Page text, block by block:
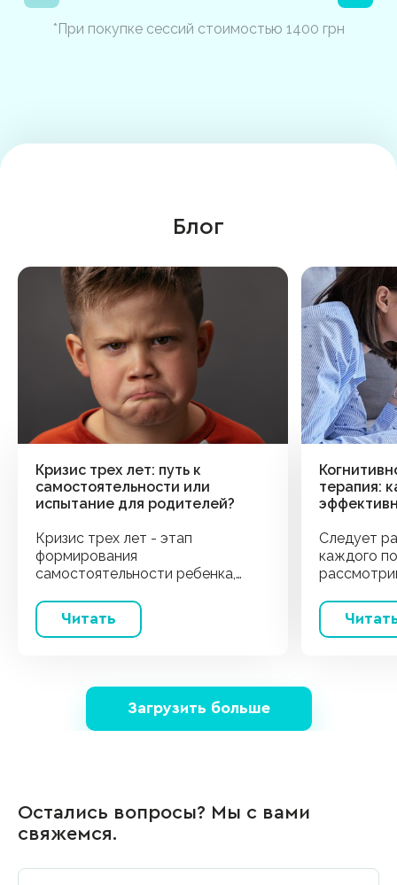
*При покупке сессий стоимостью 1400 грн
Блог
Кризис трех лет: путь к
самостоятельности или
испытание для родителей?
Кризис трех лет - этап
формирования
самостоятельности ребенка,
истериками, упрямством и
протестом. Как действовать
Читать
терапия:
Следует
каждого
с
Загрузить больше
Остались вопросы? Мы с вами
свяжемся.